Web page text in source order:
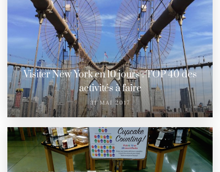
Visiter New York en 10 jours : TOP 40 des
activités à faire
31 MAI 2017